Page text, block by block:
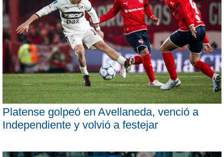
Platense golpeó en Avellaneda, venció a
Independiente y volvió a festejar